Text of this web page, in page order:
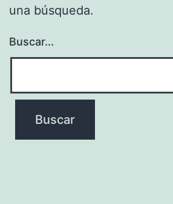
una búsqueda.
Buscar...